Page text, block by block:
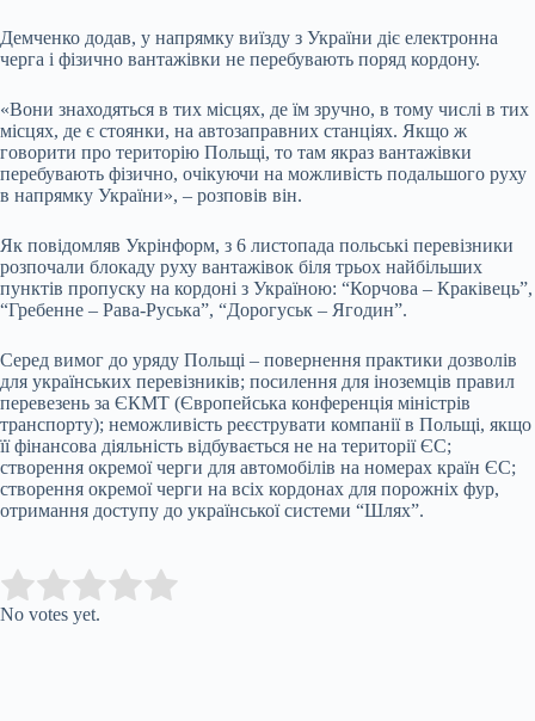
Демченко додав, у напрямку виїзду з України діє електронна
черга і фізично вантажівки не перебувають поряд кордону.
«Вони знаходяться в тих місцях, де їм зручно, в тому числі в тих
місцях, де є стоянки, на автозаправних станціях. Якщо ж
говорити про територію Польщі, то там якраз вантажівки
перебувають фізично, очікуючи на можливість подальшого руху
в напрямку України», – розповів він.
Як повідомляв Укрінформ, з 6 листопада польські перевізники
розпочали блокаду руху вантажівок біля трьох найбільших
пунктів пропуску на кордоні з Україною: “Корчова – Краківець”,
“Гребенне – Рава-Руська”, “Дорогуськ – Ягодин”.
Серед вимог до уряду Польщі – повернення практики дозволів
для українських перевізників; посилення для іноземців правил
перевезень за ЄКМТ (Європейська конференція міністрів
транспорту); неможливість реєструвати компанії в Польщі, якщо
її фінансова діяльність відбувається не на території ЄС;
створення окремої черги для автомобілів на номерах країн ЄС;
створення окремої черги на всіх кордонах для порожніх фур,
отримання доступу до української системи “Шлях”.
Rate this item:
No votes yet.